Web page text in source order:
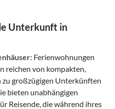
Unterkunft in
Ferienwohnungen
reichen von kompakten,
großzügigen Unterkünften
bieten unabhängigen
Reisende, die während ihres